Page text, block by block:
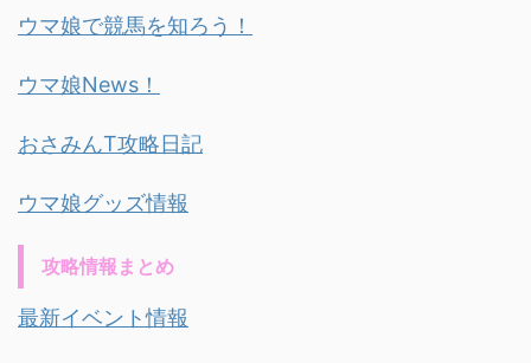
ウマ娘で競馬を知ろう！
ウマ娘News！
おさみんT攻略日記
ウマ娘グッズ情報
攻略情報まとめ
最新イベント情報